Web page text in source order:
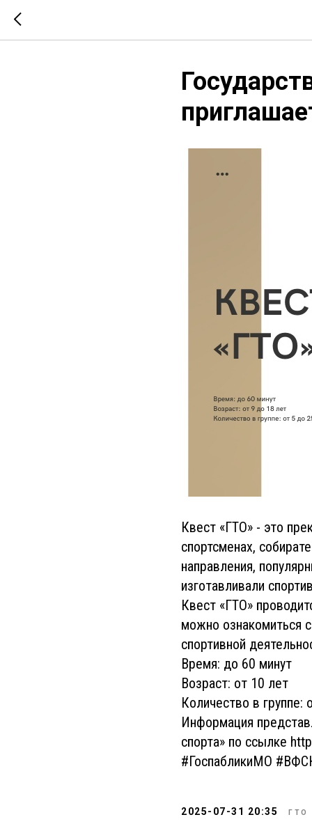
Квест «ГТО» - это
спортсменах,
направления,
изготавливали
Квест «ГТО»
можно ознакомиться
спортивной
Время: до 60 минут
Возраст: от 10 лет
Количество в группе:
Информация
спорта» по ссылке
#ГоспабликиМО
2025-07-31 20:35 ГТО